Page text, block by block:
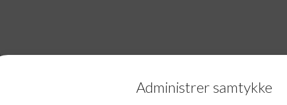
Administrer samtykke
G5 R5-3600/16/512P/W/1650S/1H»